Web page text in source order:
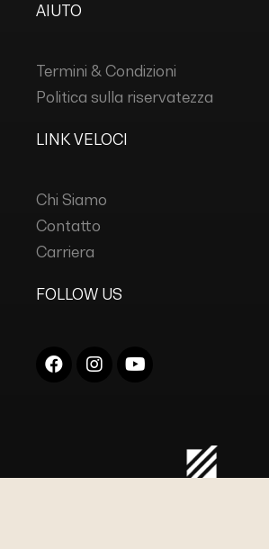
AIUTO
Termini & Condizioni
Politica sulla riservatezza
LINK VELOCI
Chi Siamo
Contatto
Carriera
FOLLOW US